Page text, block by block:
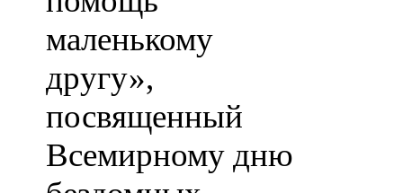
маленькому
другу»,
посвященный
Всемирному дню